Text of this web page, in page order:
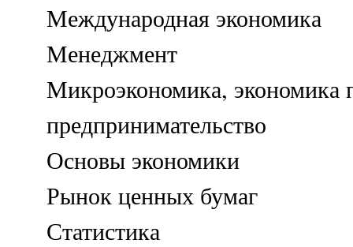
Международная экономика
Менеджмент
Микроэкономика, экономика
предпринимательство
Основы экономики
Рынок ценных бумаг
Статистика